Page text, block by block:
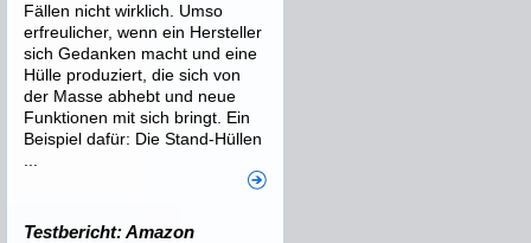
Fällen nicht wirklich. Umso
erfreulicher, wenn ein Hersteller
sich Gedanken macht und eine
Hülle produziert, die sich von
der Masse abhebt und neue
Funktionen mit sich bringt. Ein
Beispiel dafür: Die Stand-Hüllen
Testbericht: Amazon